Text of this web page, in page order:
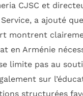
CJSC et
a ajouté
montrent
en Arménie
limite pas au
sur
structurées